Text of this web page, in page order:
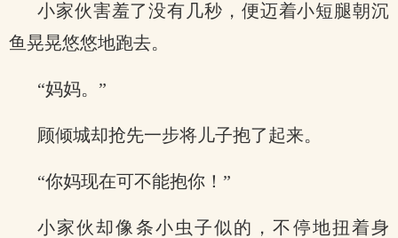
小家伙害羞了没有几秒，便迈着小短腿朝沉
鱼晃晃悠悠地跑去。
“妈妈。”
顾倾城却抢先一步将儿子抱了起来。
“你妈现在可不能抱你！”
小家伙却像条小虫子似的，不停地扭着身